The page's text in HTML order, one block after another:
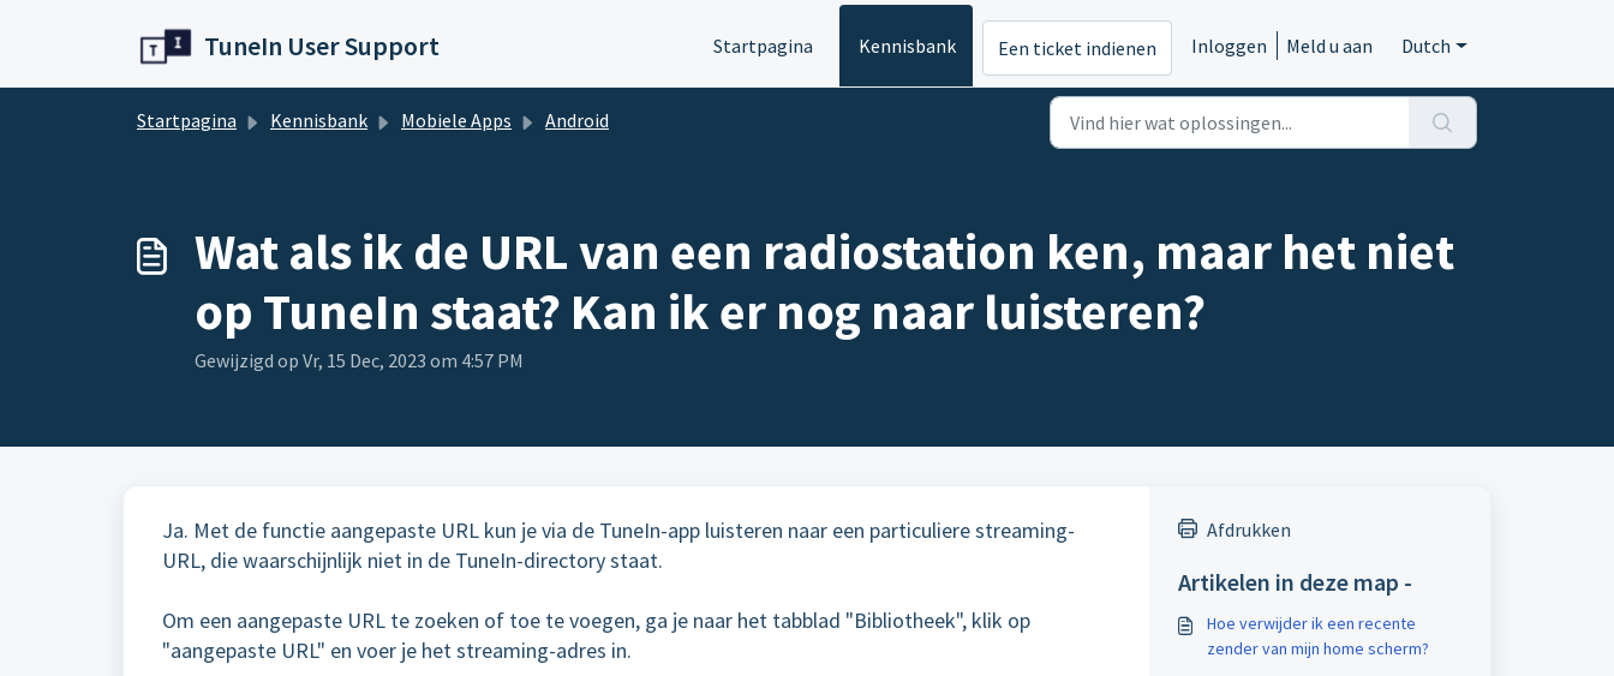
TuneIn User Support Startpagina Kennisbank Een ticket indienen Inloggen Meld u aan Dutch
Startpagina Kennisbank Mobiele Apps Android
Wat als ik de URL van een radiostation ken, maar het niet
op TuneIn staat? Kan ik er nog naar luisteren?
Gewijzigd op Vr, 15 Dec, 2023 om 4:57 PM
Ja. Met de functie aangepaste URL kun je via de TuneIn-app luisteren naar een particuliere streaming-
URL, die waarschijnlijk niet in de TuneIn-directory staat.
Om een aangepaste URL te zoeken of toe te voegen, ga je naar het tabblad "Bibliotheek", klik op
"aangepaste URL" en voer je het streaming-adres in.
Afdrukken
Artikelen in deze map -
Hoe verwijder ik een recente
zender van mijn home scherm?